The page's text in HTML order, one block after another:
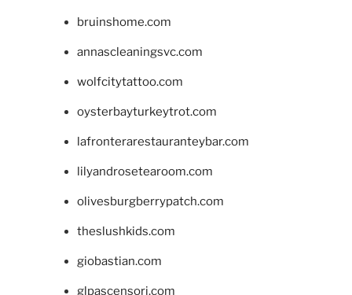
bruinshome.com
annascleaningsvc.com
wolfcitytattoo.com
oysterbayturkeytrot.com
lafronterarestauranteybar.com
lilyandrosetearoom.com
olivesburgberrypatch.com
theslushkids.com
giobastian.com
glpascensori.com